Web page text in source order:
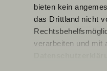
bieten kein
das Drittland nicht
verarbeiten und mit